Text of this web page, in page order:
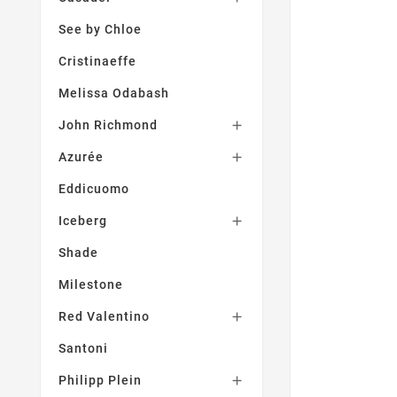
See by Chloe
Cristinaeffe
Melissa Odabash
John Richmond 
Azurée 
Eddicuomo
Iceberg 
Shade
Milestone
Red Valentino 
Santoni
Philipp Plein 